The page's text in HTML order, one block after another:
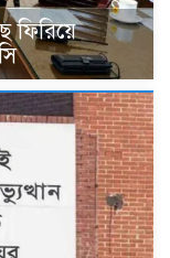
ফিরিয়ে